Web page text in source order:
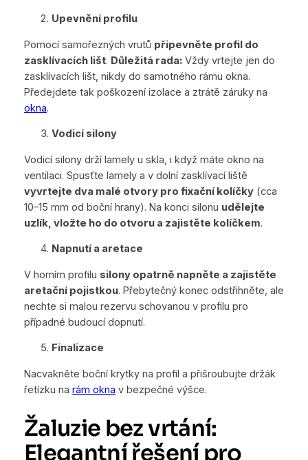
Upevnění profilu
Pomocí samořezných vrutů připevněte profil do
zasklívacích lišt. Důležitá rada:Vždy vrtejte jen do
zasklívacích lišt, nikdy do samotného rámu okna.
Předejdete tak poškození izolace a ztrátě záruky na
okna.
Vodicí silony
Vodicí silony drží lamely u skla, i když máte okno na
ventilaci. Spusťte lamely a v dolní zasklívací liště
vyvrtejte dva malé otvory pro fixační kolíčky(cca
10–15 mm od boční hrany). Na konci silonu udělejte
uzlík, vložte ho do otvoru a zajistěte kolíčkem.
Napnutí a aretace
V horním profilu silony opatrně napněte a zajistěte
aretační pojistkou. Přebytečný konec odstřihněte, ale
nechte si malou rezervu schovanou v profilu pro
případné budoucí dopnutí.
Finalizace
Nacvakněte boční krytky na profil a přišroubujte držák
řetízku na rám okna v bezpečné výšce.
Žaluzie bez vrtání:
Elegantní řešení pro